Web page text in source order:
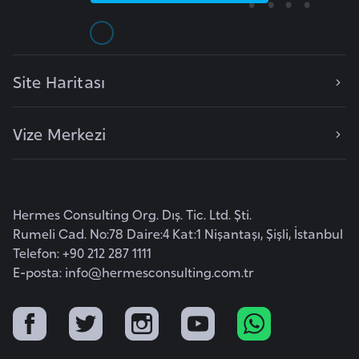
Site Haritası
Vize Merkezi
Hermes Consulting Org. Dış. Tic. Ltd. Şti.
Rumeli Cad. No:78 Daire:4 Kat:1 Nişantaşı, Şişli, İstanbul
Telefon: +90 212 287 1111
E-posta: info@hermesconsulting.com.tr
r
i
t
B
u
r
i
n